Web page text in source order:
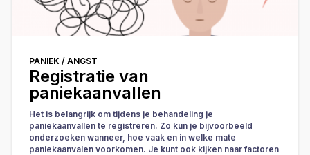
PANIEK / ANGST
Registratie van
paniekaanvallen
Het is belangrijk om tijdens je behandeling je
paniekaanvallen te registreren. Zo kun je bijvoorbeeld
onderzoeken wanneer, hoe vaak en in welke mate
paniekaanvalen voorkomen. Je kunt ook kijken naar factoren